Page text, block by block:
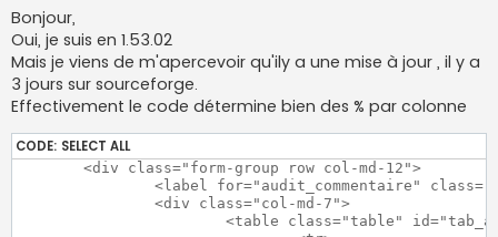
s
t
Bonjour,
Oui, je suis en 1.53.02
Mais je viens de m'apercevoir qu'ily a une mise à jour , il y a
3 jours sur sourceforge.
Effectivement le code détermine bien des % par colonne
CODE: SELECT ALL